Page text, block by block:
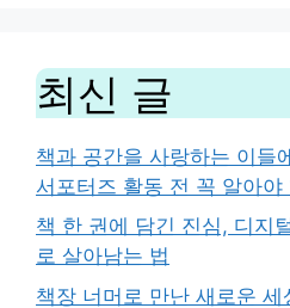
최신 글
책과 공간을 사랑하는 이들
서포터즈 활동 전 꼭 알아야
책 한 권에 담긴 진심, 디지
로 살아남는 법
책장 너머로 만난 새로운